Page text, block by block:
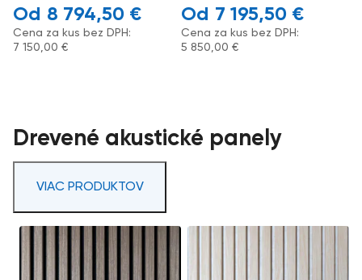
8 794,50 €
Cena za kus bez DPH:
7 150,00 €
7 195,50 €
Cena za kus bez DPH:
5 850,00 €
Drevené akustické panely
VIAC PRODUKTOV